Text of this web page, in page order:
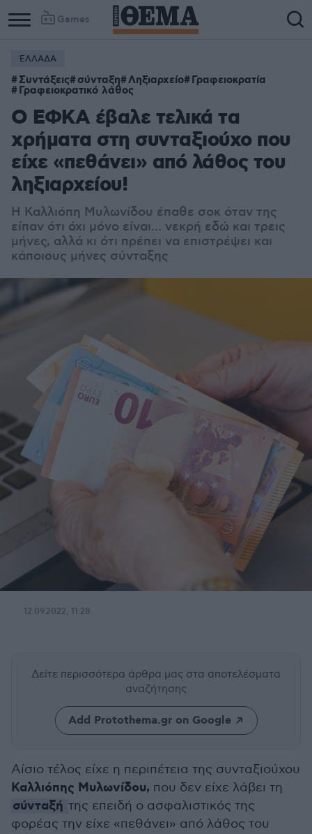
Games
ΕΛΛΑΔΑ
Συντάξεις σύνταξη Ληξιαρχείο Γραφειοκρατία
Γραφειοκρατικό λάθος
Ο ΕΦΚΑ έβαλε τελικά τα
χρήματα στη συνταξιούχο που
είχε «πεθάνει» από λάθος του
ληξιαρχείου!
Η Καλλιόπη Μυλωνίδου έπαθε σοκ όταν της
είπαν ότι όχι μόνο είναι… νεκρή εδώ και τρεις
μήνες, αλλά κι ότι πρέπει να επιστρέψει και
κάποιους μήνες σύνταξης
12.09.2022, 11:28
Δείτε περισσότερα άρθρα μας στα αποτελέσματα
αναζήτησης
Add Protothema.gr on Google
Αίσιο τέλος είχε η περιπέτεια της συνταξιούχου
Καλλιόπης Μυλωνίδου, που δεν είχε λάβει τη
σύνταξή της επειδή ο ασφαλιστικός της
φορέας την είχε «πεθάνει» από λάθος του